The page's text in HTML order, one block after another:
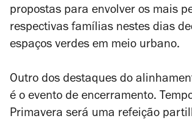
propostas para envolver os mais
respectivas famílias nestes dias
espaços verdes em meio urbano.
Outro dos destaques do
é o evento de encerramento.
Primavera será uma refeição